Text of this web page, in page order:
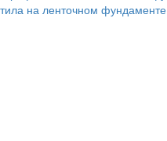
на ленточном фундаменте